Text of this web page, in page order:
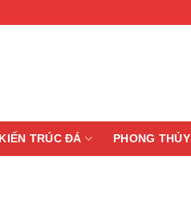
KIẾN TRÚC ĐÁ PHONG THỦY